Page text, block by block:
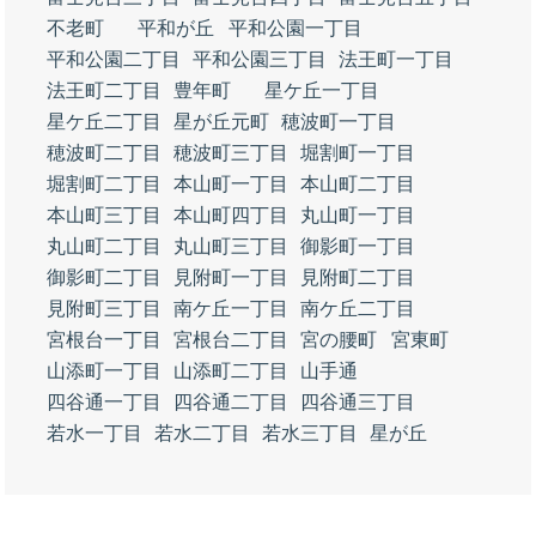
不老町
平和が丘
平和公園一丁目
平和公園二丁目
平和公園三丁目
法王町一丁目
法王町二丁目
豊年町
星ケ丘一丁目
星ケ丘二丁目
星が丘元町 穂波町一丁目
穂波町二丁目
穂波町三丁目
堀割町一丁目
堀割町二丁目
本山町一丁目
本山町二丁目
本山町三丁目
本山町四丁目
丸山町一丁目
丸山町二丁目
丸山町三丁目
御影町一丁目
御影町二丁目
見附町一丁目
見附町二丁目
見附町三丁目
南ケ丘一丁目
南ケ丘二丁目
宮根台一丁目
宮根台二丁目 宮の腰町
宮東町
山添町一丁目
山添町二丁目
山手通
四谷通一丁目
四谷通二丁目
四谷通三丁目
若水一丁目
若水二丁目 若水三丁目 星が丘